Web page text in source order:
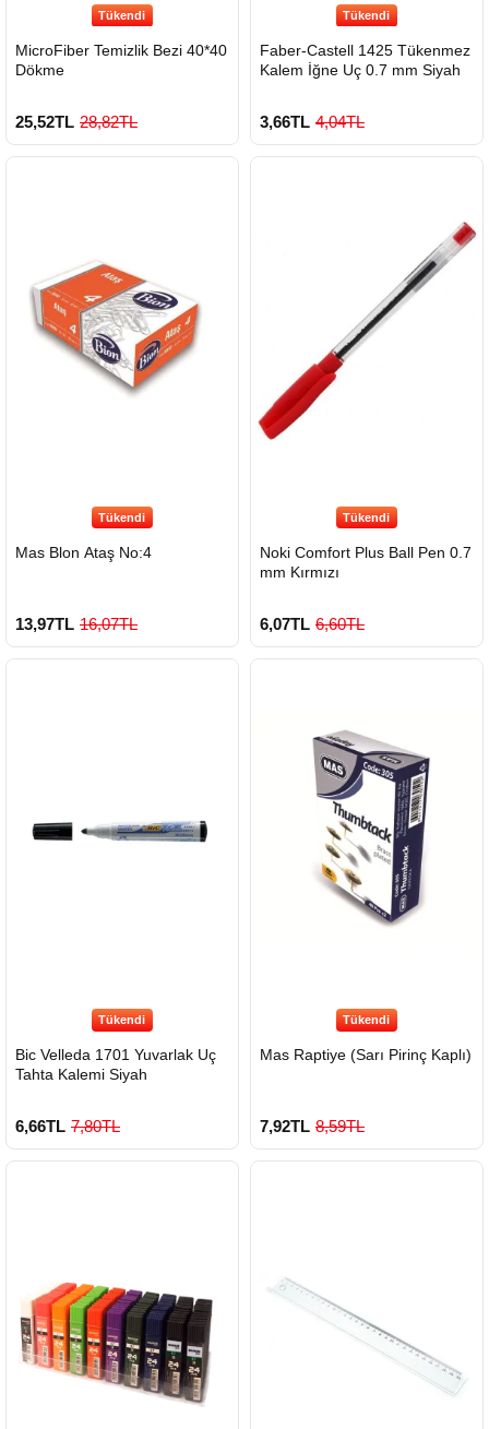
Tükendi
MicroFiber Temizlik Bezi 40*40
Dökme
25,52TL 28,82TL
Tükendi
Faber-Castell 1425 Tükenmez
Kalem İğne Uç 0.7 mm Siyah
3,66TL 4,04TL
Tükendi
Mas Blon Ataş No:4
13,97TL 16,07TL
Tükendi
Noki Comfort Plus Ball Pen 0.7
mm Kırmızı
6,07TL 6,60TL
Tükendi
Bic Velleda 1701 Yuvarlak Uç
Tahta Kalemi Siyah
6,66TL 7,80TL
Tükendi
Mas Raptiye (Sarı Pirinç Kaplı)
7,92TL 8,59TL